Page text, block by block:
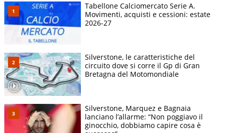
Tabellone Calciomercato Serie A.
Movimenti, acquisti e cessioni: estate
2026-27
Silverstone, le caratteristiche del
circuito dove si corre il Gp di Gran
Bretagna del Motomondiale
Silverstone, Marquez e Bagnaia
lanciano l’allarme: “Non poggiavo il
ginocchio, dobbiamo capire cosa è